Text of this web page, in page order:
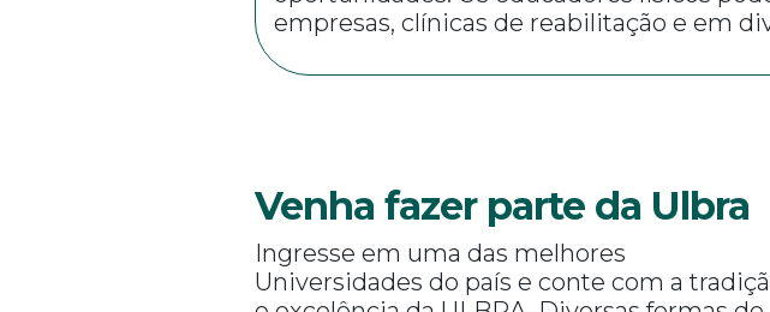
empresas, clínicas de reabilitação e em
Venha fazer parte da Ulbra
Ingresse em uma das melhores
Universidades do país e conte com a